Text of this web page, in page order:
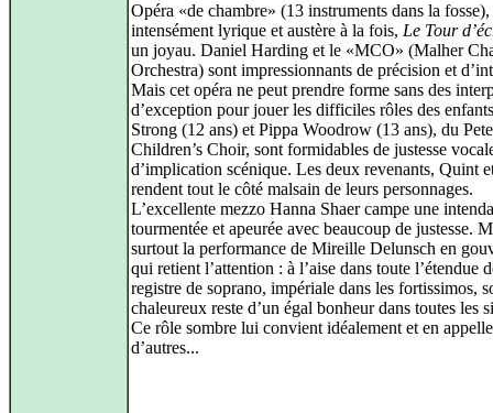
Opéra «de chambre» (13 instruments dans la
intensément lyrique et austère à la fois, Le Tour
un joyau. Daniel Harding et le «MCO» (Malher
Orchestra) sont impressionnants de précision et
Mais cet opéra ne peut prendre forme sans des
d’exception pour jouer les difficiles rôles des
Strong (12 ans) et Pippa Woodrow (13 ans), du
Children’s Choir, sont formidables de justesse
d’implication scénique. Les deux revenants, Quint
rendent tout le côté malsain de leurs personnages.
L’excellente mezzo Hanna Shaer campe une
tourmentée et apeurée avec beaucoup de justesse.
surtout la performance de Mireille Delunsch en
qui retient l’attention : à l’aise dans toute l’étendue
registre de soprano, impériale dans les fortissimos,
chaleureux reste d’un égal bonheur dans toutes les
Ce rôle sombre lui convient idéalement et en appelle
d’autres...